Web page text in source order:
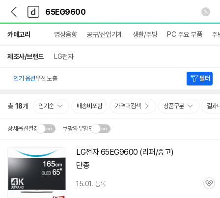
다
나
와
가
기
다
와
메
인
카테고리 영상음향 공구/산업기계 생활/주방 PC 주요 부품 주
제조사/브랜드 LG전자
인기 옵션우선 노출 필터
총 18개 인기순 배송비포함 가격대검색 상품구분 결과
상세옵션펼침 쿠팡와우할인
설치 환경·지역에 따라
배송·설치비가 달라집니다.
기
LG전자65EG9600 (리퍼/중고)
단종
15.01. 등록
관